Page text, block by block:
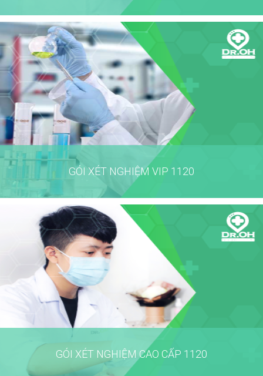
GÓI XÉT NGHIỆM VIP 1120
GÓI XÉT NGHIỆM CAO CẤP 1120